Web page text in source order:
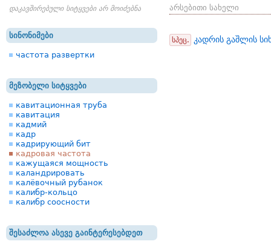
დაკავშირებული სიტყვები არ მოიძებნა
სინონიმები
частота развертки
მეზობელი სიტყვები
кавитационная труба
кавитация
кадмий
кадр
кадрирующий бит
кадровая частота
кажущаяся мощность
каландрировать
калёвочный рубанок
калибр-кольцо
калибр соосности
შესაძლოა ასევე გაინტერესებდეთ
არსებითი სახელი
სპეც. კადრის გაშლის